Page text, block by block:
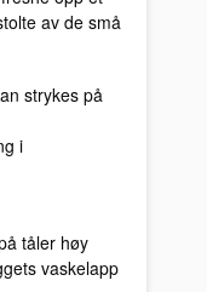
av de små
strykes på
i
tåler høy
vaskelapp